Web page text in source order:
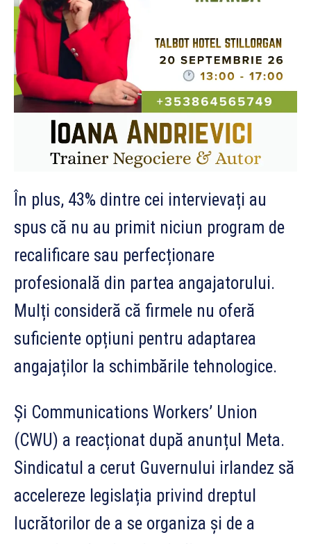
În plus, 43% dintre cei intervievați au
spus că nu au primit niciun program de
recalificare sau perfecționare
profesională din partea angajatorului.
Mulți consideră că firmele nu oferă
suficiente opțiuni pentru adaptarea
angajaților la schimbările tehnologice.
Și Communications Workers’ Union
(CWU) a reacționat după anunțul Meta.
Sindicatul a cerut Guvernului irlandez să
accelereze legislația privind dreptul
lucrătorilor de a se organiza și de a